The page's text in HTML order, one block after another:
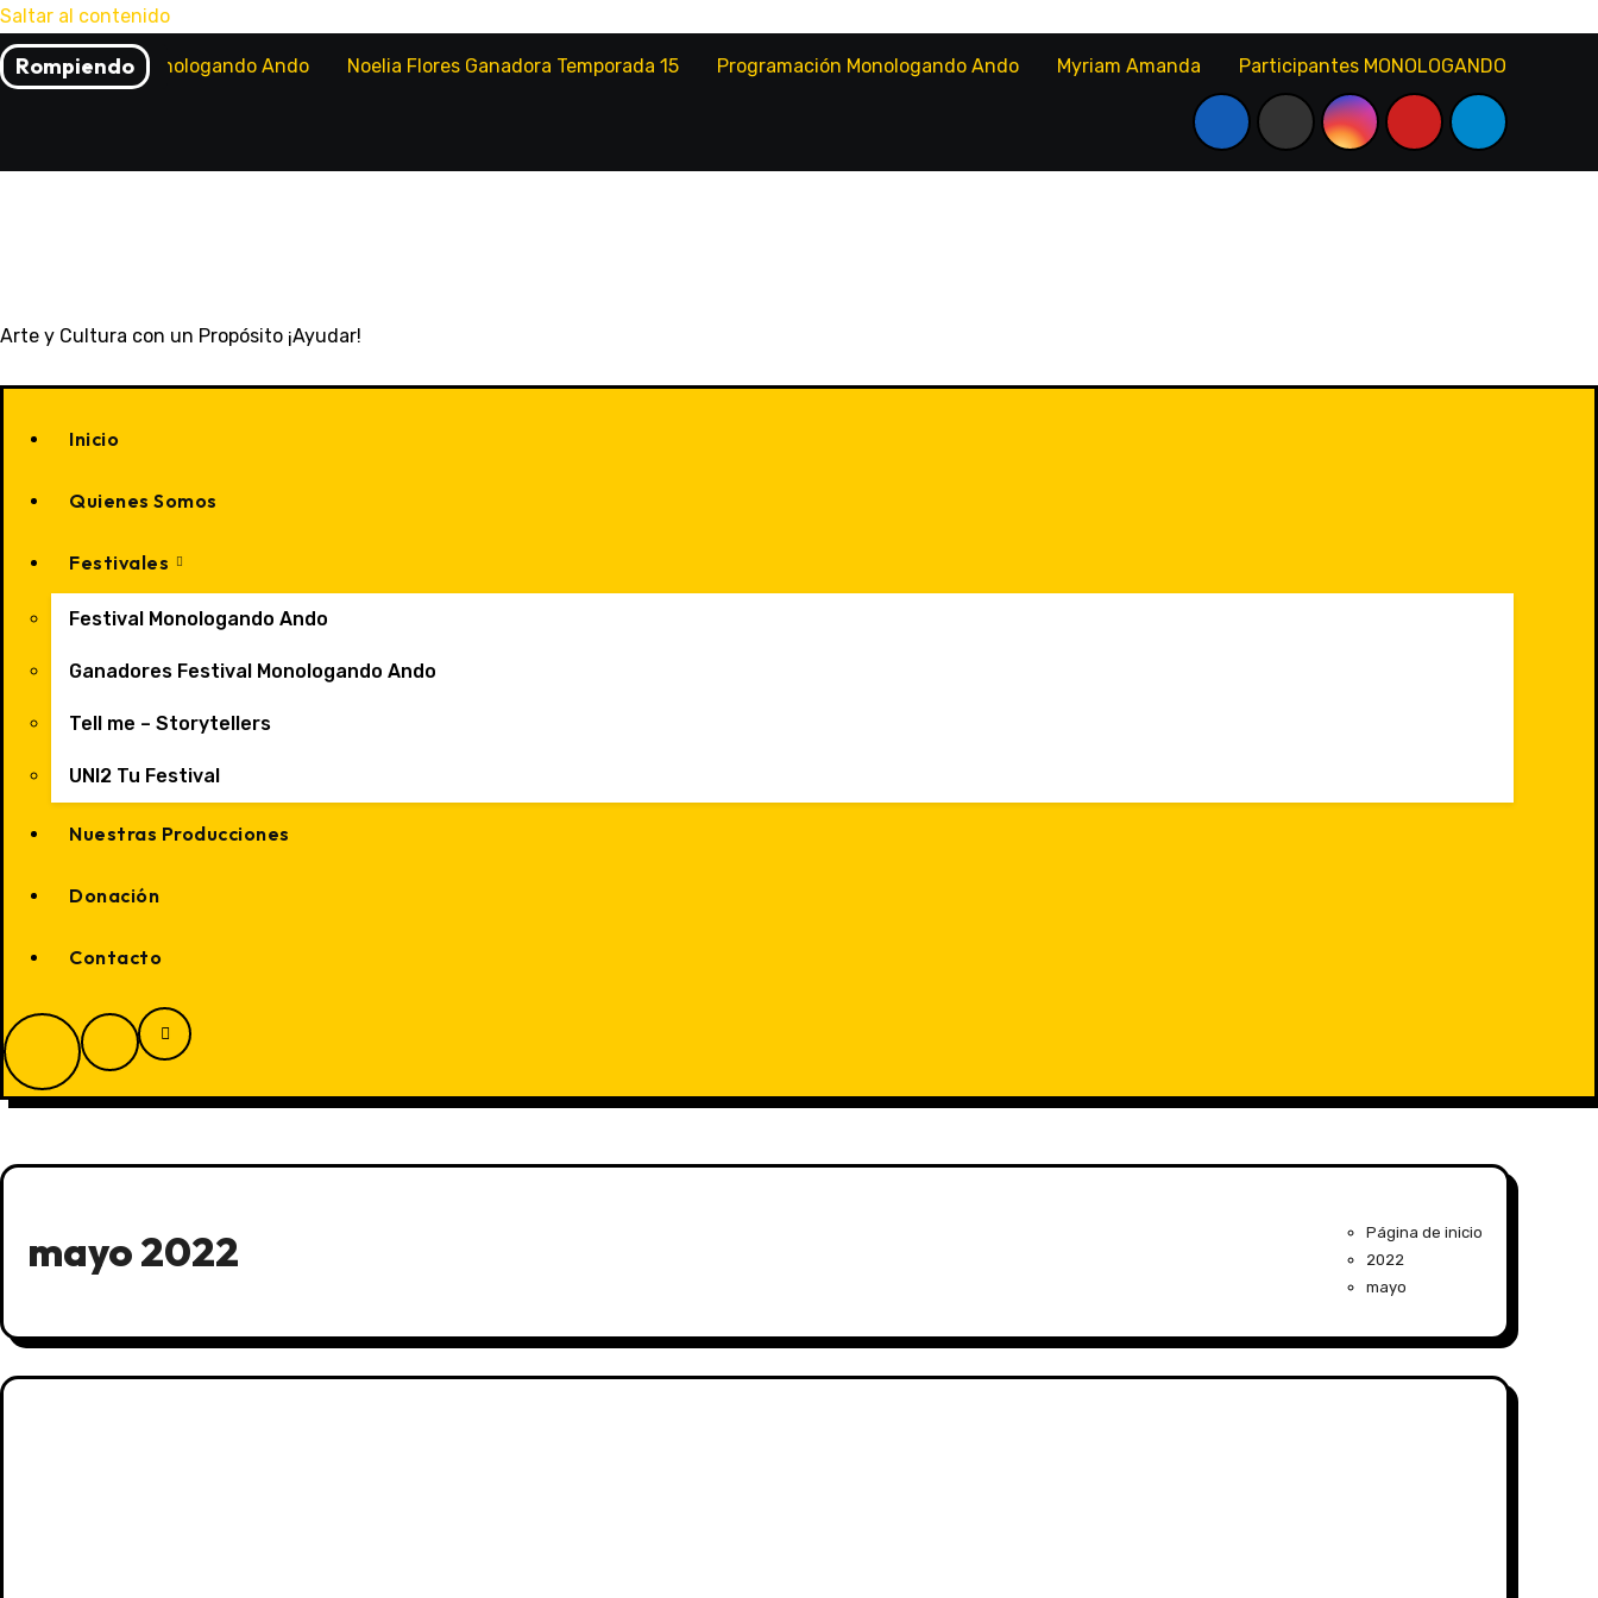
Saltar al contenido
Rompiendo
Todo Sobre Monologando Ando Noelia Flores Ganadora Temporada 15 Programación Monologando Ando Myriam Amanda Participantes MONOLOGANDO ANDO
Arte y Cultura con un Propósito ¡Ayudar!
Inicio
Quienes Somos
Festivales
Festival Monologando Ando
Ganadores Festival Monologando Ando
Tell me – Storytellers
UNI2 Tu Festival
Nuestras Producciones
Donación
Contacto
mayo 2022
Página de inicio
2022
mayo